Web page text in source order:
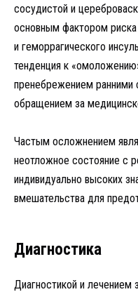
сосудистой и
основным фактором
и геморрагического
тенденция к
пренебрежением
обращением за
Частым осложнением
неотложное состояние с
индивидуально высоких
вмешательства для
Диагностика
Диагностикой и лечением